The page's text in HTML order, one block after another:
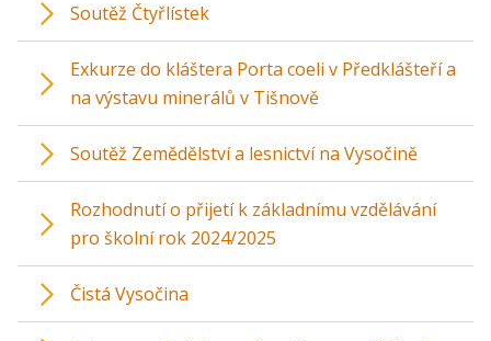
Soutěž Čtyřlístek
Exkurze do kláštera Porta coeli v Předklášteří a
na výstavu minerálů v Tišnově
Soutěž Zemědělství a lesnictví na Vysočině
Rozhodnutí o přijetí k základnímu vzdělávání
pro školní rok 2024/2025
Čistá Vysočina